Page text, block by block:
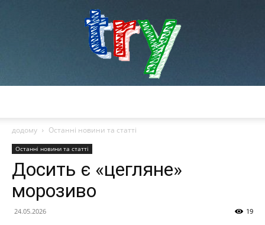
додому
Останні новини та статті
Останні новини та статті
Досить є «цегляне»
морозиво
24.05.2026 19